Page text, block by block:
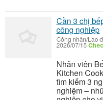
Cần 3 chị
công nghiệp
Công nhân/Lao
2026/07/15
Nhân viên
Kitchen
tìm kiếm 3
nghiệm –